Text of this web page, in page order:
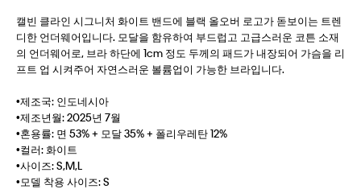
캘빈 클라인 시그니처 화이트 밴드에 블랙 올오버 로고가 돋보이는 트렌
디한 언더웨어입니다. 모달을 함유하여 부드럽고 고급스러운 코튼 소재
의 언더웨어로, 브라 하단에 1cm 정도 두께의 패드가 내장되어 가슴을 리
프트 업 시켜주어 자연스러운 볼륨업이 가능한 브라입니다.
•제조국: 인도네시아
•제조년월: 2025년 7월
•혼용률: 면 53% + 모달 35% + 폴리우레탄 12%
•컬러: 화이트
•사이즈: S,M,L
•모델 착용 사이즈: S